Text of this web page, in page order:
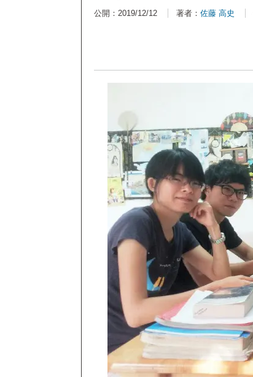
公開：2019/12/12 著者： 佐藤 高史